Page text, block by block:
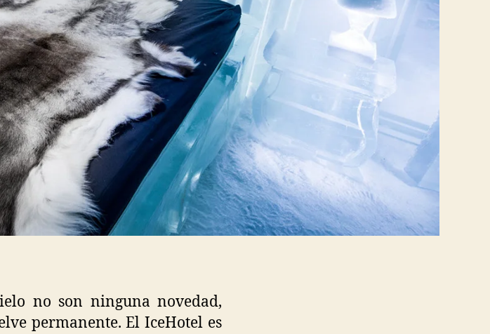
no son ninguna novedad,
permanente. El IceHotel es